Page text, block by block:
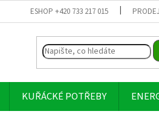
ESHOP +420 733 217 015
KUŘÁCKÉ POTŘEBY